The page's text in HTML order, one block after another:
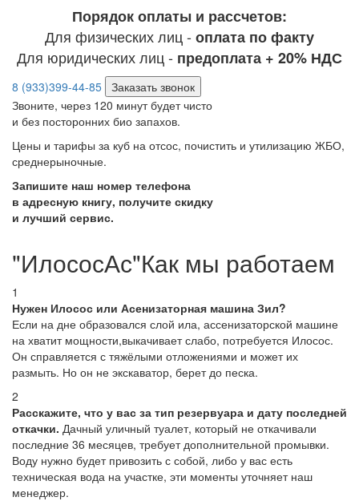
Порядок оплаты и рассчетов:
Для физических лиц - оплата по факту
Для юридических лиц - предоплата + 20% НДС
8 (933)399-44-85 Заказать звонок
Звоните, через 120 минут будет чисто
и без посторонних био запахов.
Цены и тарифы за куб на отсос, почистить и утилизацию ЖБО,
среднерыночные.
Запишите наш номер телефона
в адресную книгу, получите скидку
и лучший сервис.
"ИлососАс"Как мы работаем
1
Нужен Илосос или Асенизаторная машина Зил?
Если на дне образовался слой ила, ассенизаторской машине
на хватит мощности,выкачивает слабо, потребуется Илосос.
Он справляется с тяжёлыми отложениями и может их
размыть. Но он не экскаватор, берет до песка.
2
Расскажите, что у вас за тип резервуара и дату последней
откачки. Дачный уличный туалет, который не откачивали
последние 36 месяцев, требует дополнительной промывки.
Воду нужно будет привозить с собой, либо у вас есть
техническая вода на участке, эти моменты уточняет наш
менеджер.